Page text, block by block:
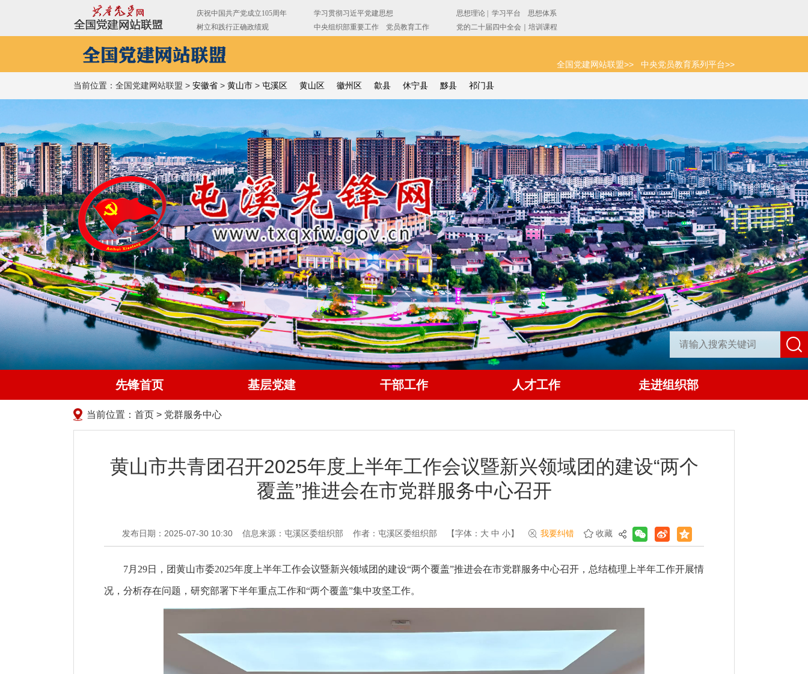
全国党建网站联盟>> 中央党员教育系列平台>>
当前位置：全国党建网站联盟 > 安徽省 > 黄山市 > 屯溪区 黄山区 徽州区 歙县 休宁县 黟县 祁门县
先锋首页 基层党建 干部工作 人才工作 走进组织部
当前位置： 首页 > 党群服务中心
黄山市共青团召开2025年度上半年工作会议暨新兴领域团的建设“两个
覆盖”推进会在市党群服务中心召开
发布日期：2025-07-30 10:30 信息来源：屯溪区委组织部 作者：屯溪区委组织部 【字体： 大 中 小】 我要纠错 收藏
7月29日，团黄山市委2025年度上半年工作会议暨新兴领域团的建设“两个覆盖”推进会在市党群服务中心召开，总结梳理上半年工作开展情
况，分析存在问题，研究部署下半年重点工作和“两个覆盖”集中攻坚工作。